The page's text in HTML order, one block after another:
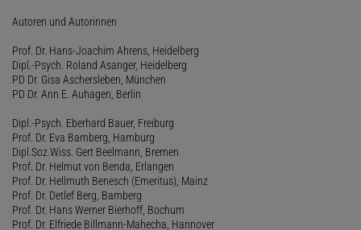
Autoren und Autorinnen
Prof. Dr. Hans-Joachim Ahrens, Heidelberg
Dipl.-Psych. Roland Asanger, Heidelberg
PD Dr. Gisa Aschersleben, München
PD Dr. Ann E. Auhagen, Berlin
Dipl.-Psych. Eberhard Bauer, Freiburg
Prof. Dr. Eva Bamberg, Hamburg
Dipl.Soz.Wiss. Gert Beelmann, Bremen
Prof. Dr. Helmut von Benda, Erlangen
Prof. Dr. Hellmuth Benesch (Emeritus), Mainz
Prof. Dr. Detlef Berg, Bamberg
Prof. Dr. Hans Werner Bierhoff, Bochum
Prof. Dr. Elfriede Billmann-Mahecha, Hannover